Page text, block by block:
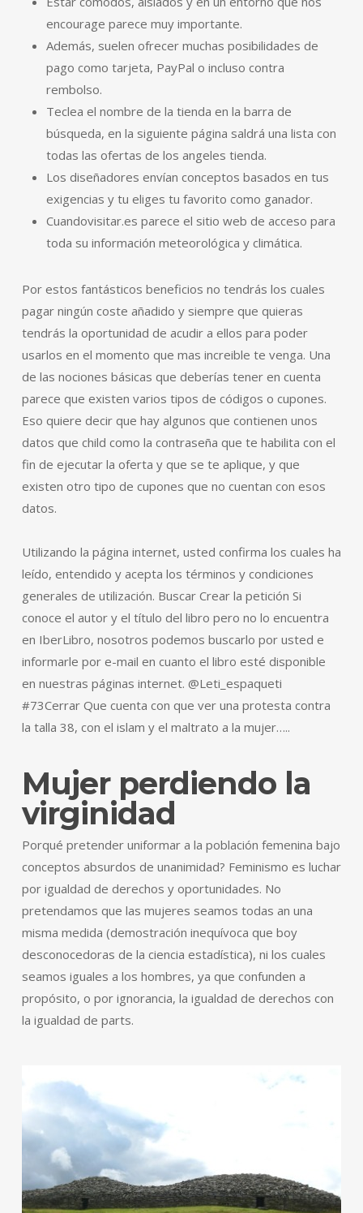
encourage parece muy importante.
Además, suelen ofrecer muchas posibilidades de
pago como tarjeta, PayPal o incluso contra
rembolso.
Teclea el nombre de la tienda en la barra de
búsqueda, en la siguiente página saldrá una lista con
todas las ofertas de los angeles tienda.
Los diseñadores envían conceptos basados en tus
exigencias y tu eliges tu favorito como ganador.
Cuandovisitar.es parece el sitio web de acceso para
toda su información meteorológica y climática.
Por estos fantásticos beneficios no tendrás los cuales
pagar ningún coste añadido y siempre que quieras
tendrás la oportunidad de acudir a ellos para poder
usarlos en el momento que mas increible te venga. Una
de las nociones básicas que deberías tener en cuenta
parece que existen varios tipos de códigos o cupones.
Eso quiere decir que hay algunos que contienen unos
datos que child como la contraseña que te habilita con el
fin de ejecutar la oferta y que se te aplique, y que
existen otro tipo de cupones que no cuentan con esos
datos.
Utilizando la página internet, usted confirma los cuales ha
leído, entendido y acepta los términos y condiciones
generales de utilización. Buscar Crear la petición Si
conoce el autor y el título del libro pero no lo encuentra
en IberLibro, nosotros podemos buscarlo por usted e
informarle por e-mail en cuanto el libro esté disponible
en nuestras páginas internet. @Leti_espaqueti
#73Cerrar Que cuenta con que ver una protesta contra
la talla 38, con el islam y el maltrato a la mujer…..
Mujer perdiendo la
virginidad
Porqué pretender uniformar a la población femenina bajo
conceptos absurdos de unanimidad? Feminismo es luchar
por igualdad de derechos y oportunidades. No
pretendamos que las mujeres seamos todas an una
misma medida (demostración inequívoca que boy
desconocedoras de la ciencia estadística), ni los cuales
seamos iguales a los hombres, ya que confunden a
propósito, o por ignorancia, la igualdad de derechos con
la igualdad de parts.